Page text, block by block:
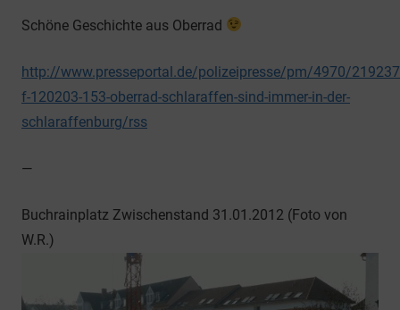
Schöne Geschichte aus Oberrad
http://www.presseportal.de/polizeipresse/pm/4970/
f-120203-153-oberrad-schlaraffen-sind-immer-in-der-
schlaraffenburg/rss
—
Buchrainplatz Zwischenstand 31.01.2012 (Foto von
W.R.)